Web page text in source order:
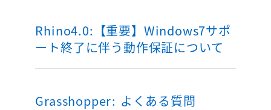
Rhino4.0:【重要】Windows7サポ
ート終了に伴う動作保証について
Grasshopper: よくある質問